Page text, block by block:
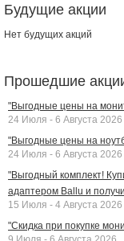
Будущие акции
Нет будущих акций
Прошедшие
"Выгодные цены на
24 Июля - 6 Августа 2026
"Выгодные цены на
24 Июля - 6 Августа 2026
"Выгодный комплект!
адаптером Ballu и
15 Июля - 4 Августа 2026
"Скидка при покупке